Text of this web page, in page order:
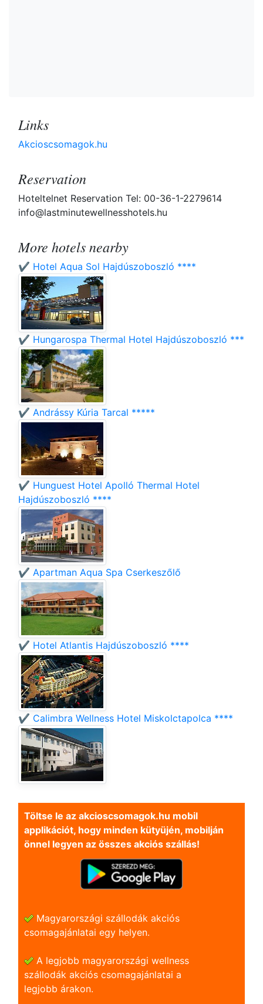
Links
Akcioscsomagok.hu
Reservation
Hoteltelnet Reservation Tel: 00-36-1-2279614
info@lastminutewellnesshotels.hu
More hotels nearby
✔️ Hotel Aqua Sol Hajdúszoboszló ****
✔️ Hungarospa Thermal Hotel Hajdúszoboszló ***
✔️ Andrássy Kúria Tarcal *****
✔️ Hunguest Hotel Apolló Thermal Hotel
Hajdúszoboszló ****
✔️ Apartman Aqua Spa Cserkeszőlő
✔️ Hotel Atlantis Hajdúszoboszló ****
✔️ Calimbra Wellness Hotel Miskolctapolca ****
Töltse le az akcioscsomagok.hu mobil
applikációt, hogy minden kütyüjén, mobilján
önnel legyen az összes akciós szállás!
Magyarországi szállodák akciós
csomagajánlatai egy helyen.
A legjobb magyarországi wellness
szállodák akciós csomagajánlatai a
legjobb árakon.